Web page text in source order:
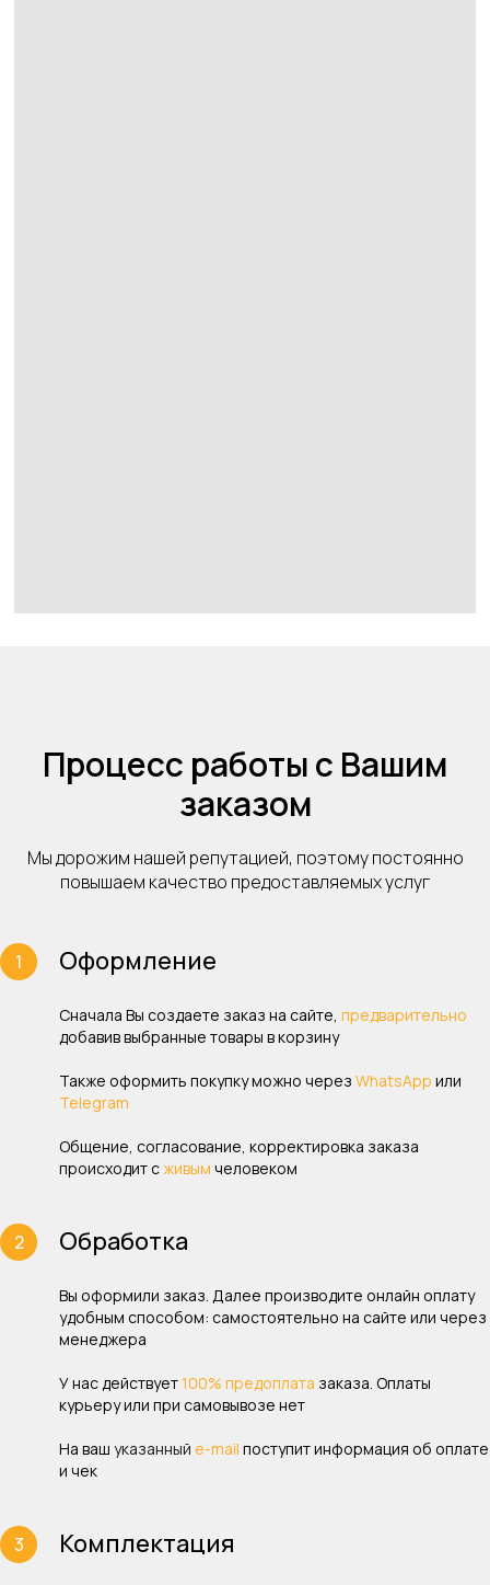
Процесс работы с Вашим
заказом
Мы дорожим нашей репутацией, поэтому постоянно
повышаем качество предоставляемых услуг
Оформление
Сначала Вы создаете заказ на сайте, предварительно
добавив выбранные товары в корзину
Также оформить покупку можно через WhatsApp или
Telegram
Общение, согласование, корректировка заказа
происходит сживым человеком
Обработка
Вы оформили заказ. Далее производите онлайн оплату
удобным способом: самостоятельно на сайте или через
менеджера
У нас действует100% предоплата заказа. Оплаты
курьеру или при самовывозе нет
На ваш указанный e-mail поступит информация об оплате
и чек
Комплектация